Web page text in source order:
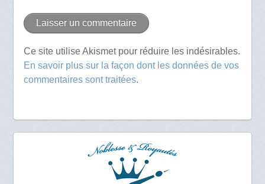
Ce site utilise Akismet pour réduire les indésirables.
En savoir plus sur la façon dont les données de vos
commentaires sont traitées.